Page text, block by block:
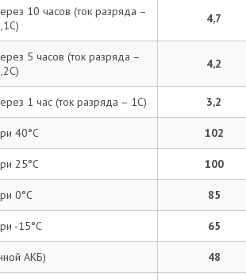
10 часов (ток разряда –
4,7
5 часов (ток разряда –
4,2
1 час (ток разряда – 1С) 3,2
40°С 102
25°С 100
0°С 85
-15°С 65
АКБ) 48
все сообщения проходят модерацию.
на обработку персональных
ФЗ-152
Отправить отзыв